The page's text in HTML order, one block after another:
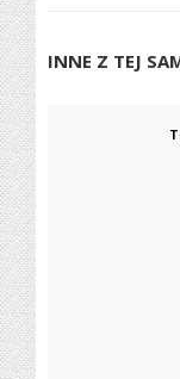
INNE Z TEJ